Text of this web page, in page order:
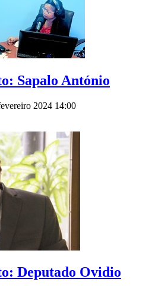
Sapalo António
2024 14:00
Deputado Ovidio